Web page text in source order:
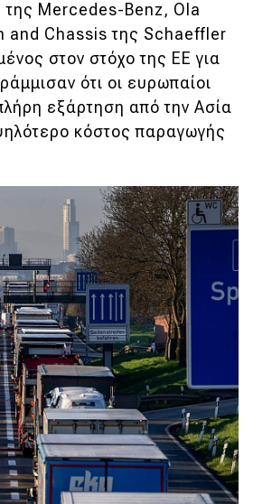
της Mercedes-Benz, Ola
and Chassis της Schaeffler
στον στόχο της ΕΕ για
ότι οι ευρωπαίοι
εξάρτηση από την Ασία
κόστος παραγωγής